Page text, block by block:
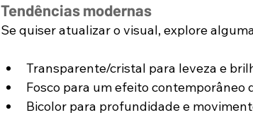
Tendências modernas
Se quiser atualizar o visual, explore
Transparente/cristal para leveza e
Fosco para um efeito contemporâneo
Bicolor para profundidade e